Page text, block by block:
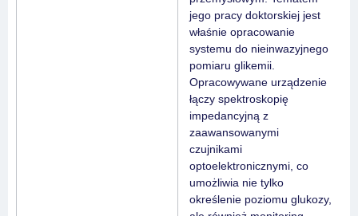
jego pracy doktorskiej jest
właśnie opracowanie
systemu do nieinwazyjnego
pomiaru glikemii.
Opracowywane urządzenie
łączy spektroskopię
impedancyjną z
zaawansowanymi
czujnikami
optoelektronicznymi, co
umożliwia nie tylko
określenie poziomu glukozy,